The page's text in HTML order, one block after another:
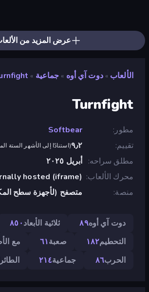
عرض المزيد من
الألعاب » دوت آي أوه » جماعية »
Turnfight
مطور
Softbear
تقييم
٩٫٢(استنادًا إلى الأشهر الستة
مطلق سراحه
أبريل ٢٠٢٥
محرك الألعاب
hosted (iframe)
منصة
متصفح (لأجهزة سطح
دوت آي أوه٨٩ ثلاثية الأبعاد٨٥٠
التحطيم١٨٢ صعبة٦١ مع
الحرب٨٦ جماعية٢١٤